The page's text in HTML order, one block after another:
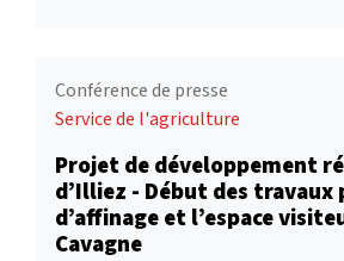
Conférence de presse
Service de l'agriculture
Projet de développement
d’Illiez - Début des travaux
d’affinage et l’espace
Cavagne